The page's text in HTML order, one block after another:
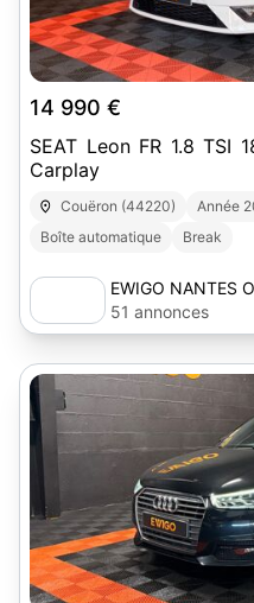
14 990 €
SEAT Leon FR 1.8 TSI
Carplay
Couëron (44220) Année
Boîte automatique
Break
EWIGO NANTES
51 annonces